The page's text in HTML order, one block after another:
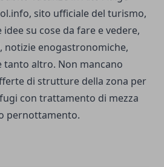
sito ufficiale del turismo,
su cose da fare e vedere,
enogastronomiche,
tanto altro. Non mancano
di strutture della zona per
con trattamento di mezza
pernottamento.